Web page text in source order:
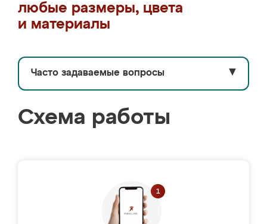
любые размеры, цвета
и материалы
Часто задаваемые вопросы ▼
Схема работы